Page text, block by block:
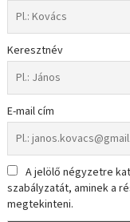
Keresztnév
E-mail cím
A jelölő négyzetre
szabályzatát, aminek a
megtekinteni.